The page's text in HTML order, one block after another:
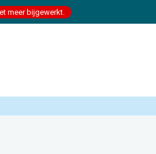
meer bijgewerkt.